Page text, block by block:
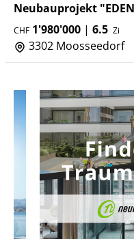
Neubauprojekt
CHF 1'980'000 | 6.5 Zi
3302 Moosseedorf